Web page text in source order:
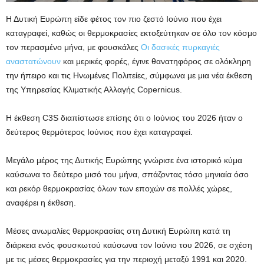
Η Δυτική Ευρώπη είδε φέτος τον πιο ζεστό Ιούνιο που έχει
καταγραφεί, καθώς οι θερμοκρασίες εκτοξεύτηκαν σε όλο τον κόσμο
τον περασμένο μήνα, με φουσκάλες Οι δασικές πυρκαγιές
αναστατώνουν και μερικές φορές, έγινε θανατηφόρος σε ολόκληρη
την ήπειρο και τις Ηνωμένες Πολιτείες, σύμφωνα με μια νέα έκθεση
της Υπηρεσίας Κλιματικής Αλλαγής Copernicus.
Η έκθεση C3S διαπίστωσε επίσης ότι ο Ιούνιος του 2026 ήταν ο
δεύτερος θερμότερος Ιούνιος που έχει καταγραφεί.
Μεγάλο μέρος της Δυτικής Ευρώπης γνώρισε ένα ιστορικό κύμα
καύσωνα το δεύτερο μισό του μήνα, σπάζοντας τόσο μηνιαία όσο
και ρεκόρ θερμοκρασίας όλων των εποχών σε πολλές χώρες,
αναφέρει η έκθεση.
Μέσες ανωμαλίες θερμοκρασίας στη Δυτική Ευρώπη κατά τη
διάρκεια ενός φουσκωτού καύσωνα τον Ιούνιο του 2026, σε σχέση
με τις μέσες θερμοκρασίες για την περιοχή μεταξύ 1991 και 2020.